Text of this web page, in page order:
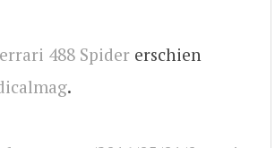
488 Spider erschien
.